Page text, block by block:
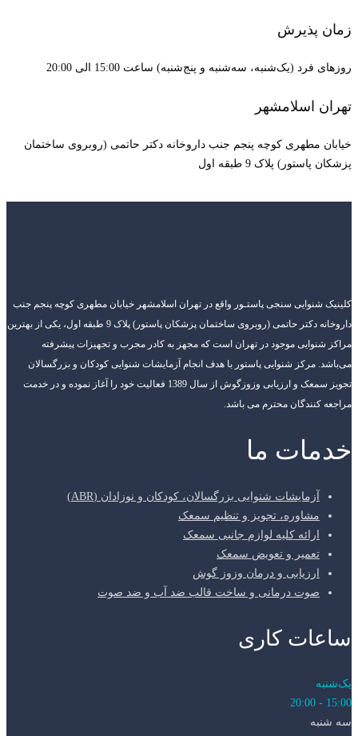
زمان پذیرش
روزهای فرد (یک‌شنبه، سه‌شنبه و پنج‌شنبه) ساعت 15:00 الی 20:00
تهران اسلامشهر
خیابان مطهری کوچه پنجم جنب داروخانه دکتر حاتمی (روبروی ساختمان
پزشکان پاستور) پلاک 9 طبقه اول
کلینیک شنوایی سنجی پاستـور واقع در تهران اسلامشهر خیابان مطهری کوچه پنجم جنب
داروخانه دکتر حاتمی (روبروی ساختمان پزشکان پاستور) پلاک 9 طبقه اول، یکی از بهترین
مراکز شنوایی موجود در تهران است که مجهز به کادر مجرب و تجهیزات پیشرفته
می‌باشد. مرکز شنوایی پاستور با هدف انجام آزمایشات شنوایی کودکان و بزرگسالان
تجویز سمعک و ارزیابی وزوزگوش از سال 1389 فعالیت خود را آغاز نموده و در خدمت
مراجعه کنندگان محترم می باشد.
خدمات ما
آزمایشات شنوایی بزرگسالان، کودکان و نوزادان (ABR)
مشاوره، تجویز و تنظیم سمعک
ارائه کلیه لوازم جانبی سمعک
تعمیر و تعویض سمعک
ارزیابی و درمان وزوز گوش
صوت درمانی و ساخت قالب ضد آب و ضد صوت
ساعات کاری
یک‌شنبه
15:00 - 20:00
سه شنبه